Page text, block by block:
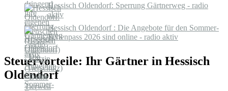
Hessisch Oldendorf: Sperrung Gärtnerweg - radio
aktiv
Hessisch Oldendorf : Die Angebote für den Sommer-
Ferienpass 2026 sind online - radio aktiv
Steuervorteile: Ihr Gärtner in Hessisch
Oldendorf